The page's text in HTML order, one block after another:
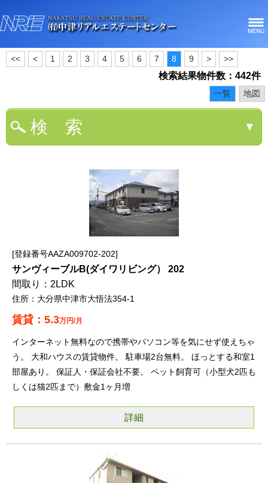
<< < 1 2 3 4 5 6 7 8 9 > >>
検索結果物件数：442件
地図
一覧
検 索 ▼
登録番号AAZA009702-202
サンヴィーブルB(ダイワリビング） 202
2LDK
大分県中津市大悟法354-1
5.3万円/月
インターネット無料なので携帯やパソコン等を気にせず使えちゃ
う。 大和ハウスの賃貸物件。 駐車場2台無料。 ほっとする和室1
部屋あり。 保証人・保証会社不要。 ペット飼育可（小型犬2匹も
しくは猫2匹まで）敷金1ヶ月増
詳細